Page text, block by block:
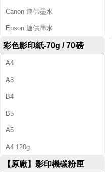
Canon 連供墨水
Epson 連供墨水
彩色影印紙-70g / 70磅
A4
A3
B4
B5
A5
A4 120g
【原廠】影印機碳粉匣